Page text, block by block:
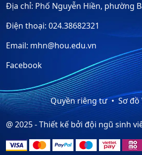
Địa chỉ: Phố Nguyễn Hiền, phường
Điện thoại: 024.38682321
Email: mhn@hou.edu.vn
Facebook
Quyền riêng tư Sơ đồ
@ 2025 - Thiết kế bởi đội ngũ sinh